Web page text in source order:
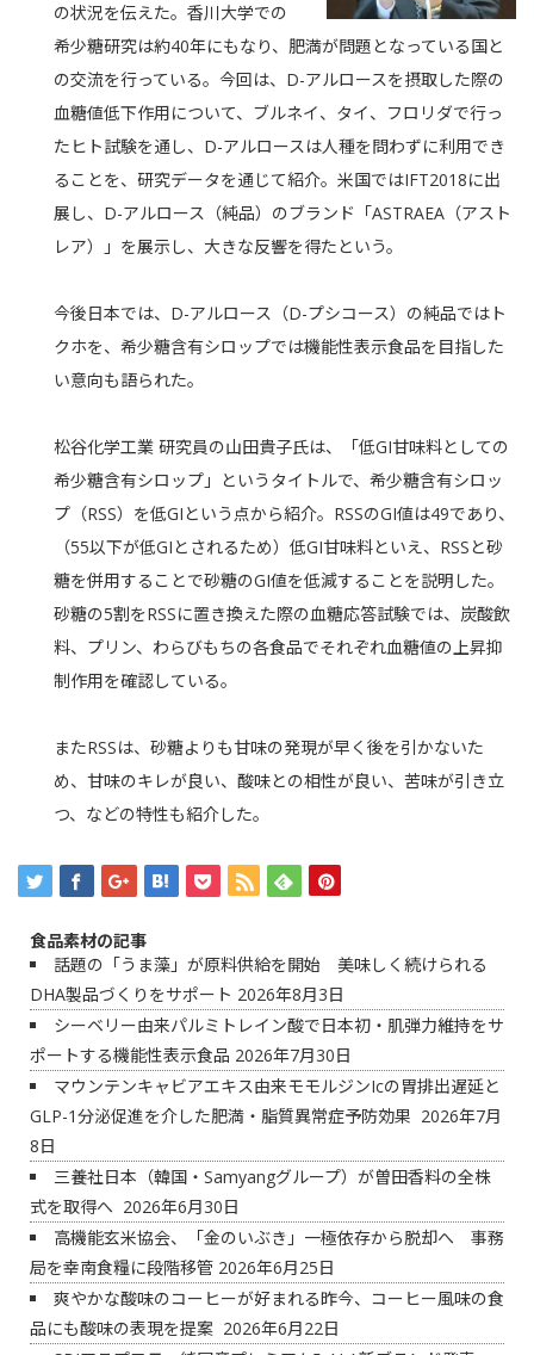
の状況を伝えた。香川大学での
希少糖研究は約40年にもなり、肥満が問題となっている国と
の交流を行っている。今回は、D-アルロースを摂取した際の
血糖値低下作用について、ブルネイ、タイ、フロリダで行っ
たヒト試験を通し、D-アルロースは人種を問わずに利用でき
ることを、研究データを通じて紹介。米国ではIFT2018に出
展し、D-アルロース（純品）のブランド「ASTRAEA（アスト
レア）」を展示し、大きな反響を得たという。
今後日本では、D-アルロース（D-プシコース）の純品ではト
クホを、希少糖含有シロップでは機能性表示食品を目指した
い意向も語られた。
松谷化学工業 研究員の山田貴子氏は、「低GI甘味料としての
希少糖含有シロップ」というタイトルで、希少糖含有シロッ
プ（RSS）を低GIという点から紹介。RSSのGI値は49であり、
（55以下が低GIとされるため）低GI甘味料といえ、RSSと砂
糖を併用することで砂糖のGI値を低減することを説明した。
砂糖の5割をRSSに置き換えた際の血糖応答試験では、炭酸飲
料、プリン、わらびもちの各食品でそれぞれ血糖値の上昇抑
制作用を確認している。
またRSSは、砂糖よりも甘味の発現が早く後を引かないた
め、甘味のキレが良い、酸味との相性が良い、苦味が引き立
つ、などの特性も紹介した。
食品素材の記事
話題の「うま藻」が原料供給を開始 美味しく続けられる
DHA製品づくりをサポート 2026年8月3日
シーベリー由来パルミトレイン酸で日本初・肌弾力維持をサ
ポートする機能性表示食品 2026年7月30日
マウンテンキャビアエキス由来モモルジンIcの胃排出遅延と
GLP-1分泌促進を介した肥満・脂質異常症予防効果 2026年7月
8日
三養社日本（韓国・Samyangグループ）が曽田香料の全株
式を取得へ 2026年6月30日
高機能玄米協会、「金のいぶき」一極依存から脱却へ 事務
局を幸南食糧に段階移管 2026年6月25日
爽やかな酸味のコーヒーが好まれる昨今、コーヒー風味の食
品にも酸味の表現を提案 2026年6月22日